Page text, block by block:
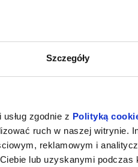
Szczegóły
zgodnie z Polityką
ruch w naszej witrynie.
reklamowym i
lub uzyskanymi podczas